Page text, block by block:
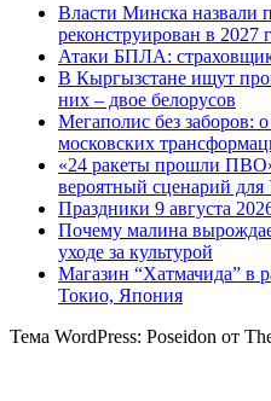
Власти Минска назвали
реконструирован в 2027
Атаки БПЛА:
В Кыргызстане ищут
них – двое белорусов
Мегаполис без заборов:
московских
«24 ракеты прошли
вероятный сценарий
Праздники 9 августа
Почему малина
уходе за культурой
Магазин “Хатмачида” в
Токио, Япония
Тема WordPress: Poseidon от